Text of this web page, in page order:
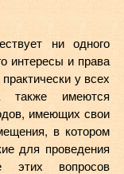
ни одного
интересы и права
у всех
имеются
имеющих свои
в котором
для проведения
этих вопросов